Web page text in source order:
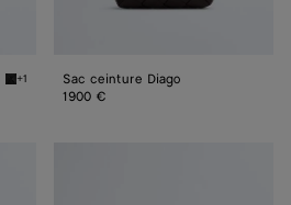
Black Sac ceinture Diago
+1
Sac ceinture Diago
1900 €